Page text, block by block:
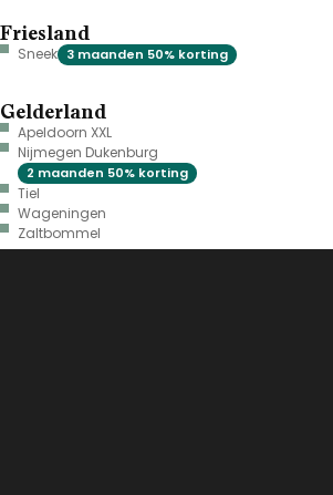
Friesland
Sneek 3 maanden 50% korting
Gelderland
Apeldoorn XXL
Nijmegen Dukenburg
2 maanden 50% korting
Tiel
Wageningen
Zaltbommel